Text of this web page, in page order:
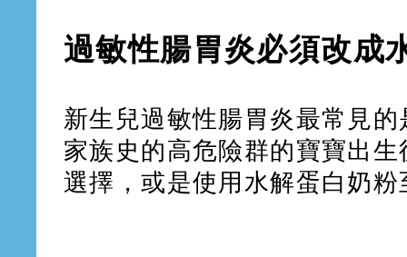
過敏性腸胃炎必須改成
新生兒過敏性腸胃炎最常見
家族史的高危險群的寶寶出
選擇，或是使用水解蛋白奶